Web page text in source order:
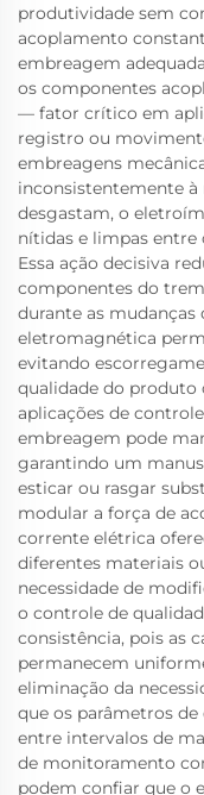
produtividade sem
acoplamento
embreagem
os componentes
— fator crítico em
registro ou
embreagens
inconsistentemente à
desgastam, o
nítidas e limpas entre
Essa ação decisiva
componentes do
durante as mudanças
eletromagnética
evitando
qualidade do produto
aplicações de
embreagem pode
garantindo um
esticar ou rasgar
modular a força de
corrente elétrica
diferentes materiais
necessidade de
o controle de
consistência, pois as
permanecem
eliminação da
que os parâmetros
entre intervalos de
de monitoramento
podem confiar que o